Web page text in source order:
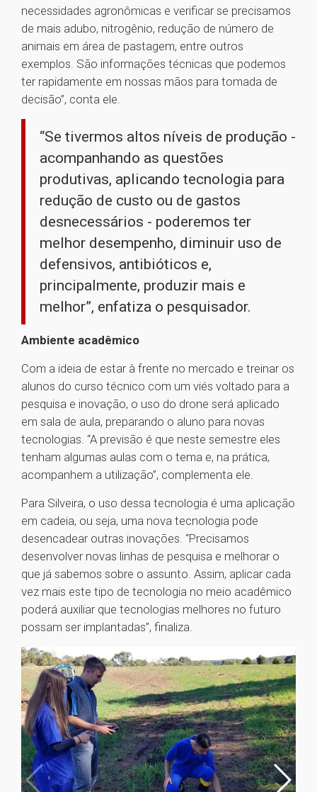
necessidades agronômicas e verificar se precisamos
de mais adubo, nitrogênio, redução de número de
animais em área de pastagem, entre outros
exemplos. São informações técnicas que podemos
ter rapidamente em nossas mãos para tomada de
decisão”, conta ele.
“Se tivermos altos níveis de produção -
acompanhando as questões
produtivas, aplicando tecnologia para
redução de custo ou de gastos
desnecessários - poderemos ter
melhor desempenho, diminuir uso de
defensivos, antibióticos e,
principalmente, produzir mais e
melhor”, enfatiza o pesquisador.
Ambiente acadêmico
Com a ideia de estar à frente no mercado e treinar os
alunos do curso técnico com um viés voltado para a
pesquisa e inovação, o uso do drone será aplicado
em sala de aula, preparando o aluno para novas
tecnologias. “A previsão é que neste semestre eles
tenham algumas aulas com o tema e, na prática,
acompanhem a utilização”, complementa ele.
Para Silveira, o uso dessa tecnologia é uma aplicação
em cadeia, ou seja, uma nova tecnologia pode
desencadear outras inovações. “Precisamos
desenvolver novas linhas de pesquisa e melhorar o
que já sabemos sobre o assunto. Assim, aplicar cada
vez mais este tipo de tecnologia no meio acadêmico
poderá auxiliar que tecnologias melhores no futuro
possam ser implantadas”, finaliza.